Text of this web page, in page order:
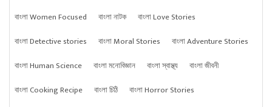
বাংলা Women Focused
বাংলা নাটক
বাংলা Love Stories
বাংলা Detective stories
বাংলা Moral Stories
বাংলা Adventure Stories
বাংলা Human Science
বাংলা মনোবিজ্ঞান বাংলা স্বাস্থ্য
বাংলা জীবনী
বাংলা Cooking Recipe
বাংলা চিঠি
বাংলা Horror Stories